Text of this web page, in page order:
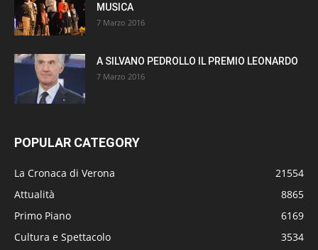
MUSICA
7 Marzo 2016
A SILVANO PEDROLLO IL PREMIO LEONARDO
7 Marzo 2016
POPULAR CATEGORY
La Cronaca di Verona
21554
Attualità
8865
Primo Piano
6169
Cultura e Spettacolo
3534